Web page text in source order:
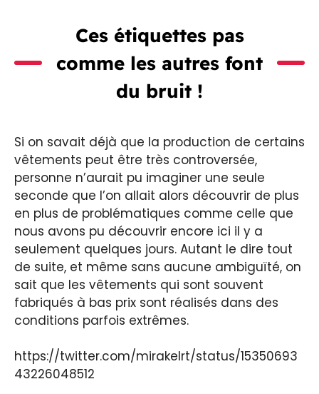
Ces étiquettes pas
comme les autres font
du bruit !
Si on savait déjà que la production de certains
vêtements peut être très controversée,
personne n’aurait pu imaginer une seule
seconde que l’on allait alors découvrir de plus
en plus de problématiques comme celle que
nous avons pu découvrir encore ici il y a
seulement quelques jours. Autant le dire tout
de suite, et même sans aucune ambiguïté, on
sait que les vêtements qui sont souvent
fabriqués à bas prix sont réalisés dans des
conditions parfois extrêmes.
https://twitter.com/mirakelrt/status/15350693
43226048512